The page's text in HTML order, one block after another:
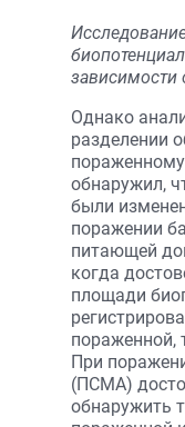
зависимости
Однако
разделении
обнаружил,
были
поражении
питающей
когда
площади
пораженной,
При
(ПСМА)
обнаружить